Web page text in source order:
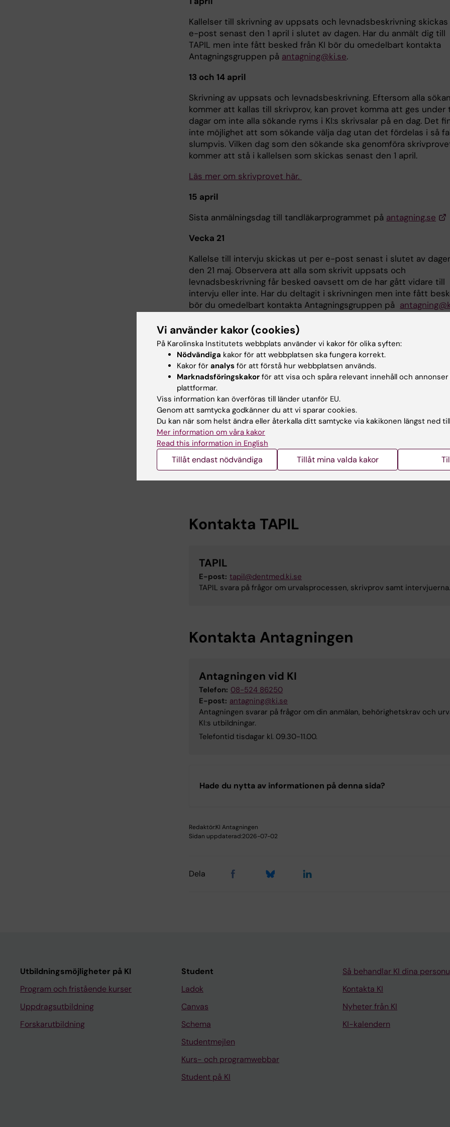
Kallelser till skrivning av uppsats och levnadsbeskrivning skickas
e-post senast den 1 april i slutet av dagen. Har du anmält dig till
TAPIL men inte fått besked från KI bör du omedelbart kontakta
Antagningsgruppen på antagning@ki.se.
13 och 14 april
Skrivning av uppsats och levnadsbeskrivning. Eftersom alla
kommer att kallas till skrivprov, kan provet komma att ges under
dagar om inte alla sökande ryms i KI:s skrivsalar på en dag. Det
inte möjlighet att som sökande välja dag utan det fördelas i så
slumpvis. Vilken dag som den sökande ska genomföra
kommer att stå i kallelsen som skickas senast den 1 april.
Läs mer om skrivprovet här.
15 april
Sista anmälningsdag till tandläkarprogrammet på antagning.se
Vecka 21
Kallelse till intervju skickas ut per e-post senast i slutet av
den 21 maj. Observera att alla som skrivit uppsats och
levnadsbeskrivning får besked oavsett om de har gått vidare till
intervju eller inte. Har du deltagit i skrivningen men inte fått
bör du omedelbart kontakta Antagningsgruppen på
Vecka 22-24
Intervjuer.
Vecka 28
Du kan se ditt meritvärde, dvs. din poäng, på ditt användarkonto
antagning.se den 7 juli, dagen innan urval. Under själva urvalet, dvs
from 8 juli tom att antagningsbeskedet går ut den 10 juli, kommer
inte kunna se ditt meritvärde då systemet är stängt för urval.
om urvalsresultat meddelas i antagningsbeskedet på antagning.se.
Du måste tacka ja inom utsatt tid för att få behålla platsen om du
antagits eller reservplacerats.
Kontakta TAPIL
TAPIL
E-post: tapil@dentmed.ki.se
TAPIL svara på frågor om urvalsprocessen, skrivprov samt intervjuerna.
Kontakta Antagningen
Antagningen vid KI
Telefon: 08-524 86250
E-post: antagning@ki.se
Antagningen svarar på frågor om din anmälan, behörighetskrav och
KI:s utbildningar.
Telefontid tisdagar kl. 09.30-11.00.
Hade du nytta av informationen på denna sida?
Redaktör:KI Antagningen
Sidan uppdaterad:2026-07-02
Dela
Utbildningsmöjligheter på KI
Program och fristående kurser
Uppdragsutbildning
Forskarutbildning
Student
Ladok
Canvas
Schema
Studentmejlen
Kurs- och programwebbar
Student på KI
Så behandlar KI dina
Kontakta KI
Nyheter från KI
KI-kalendern
Vi använder kakor (cookies)
På Karolinska Institutets webbplats använder vi kakor för olika syften:
Nödvändiga kakor för att webbplatsen ska fungera korrekt.
Kakor för analys för att förstå hur webbplatsen används.
Marknadsföringskakor för att visa och spåra relevant innehåll och
plattformar.
Viss information kan överföras till länder utanför EU.
Genom att samtycka godkänner du att vi sparar cookies.
Du kan när som helst ändra eller återkalla ditt samtycke via kakikonen längst ned
Mer information om våra kakor
Read this information in English
Tillåt endast nödvändiga Tillåt mina valda kakor